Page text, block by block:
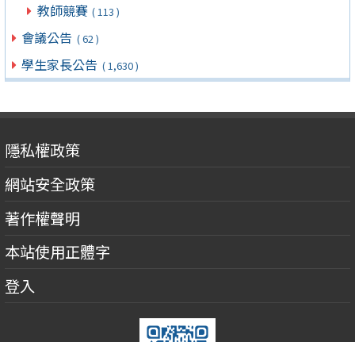
教師競賽 ( 113 )
會議公告 ( 62 )
學生家長公告 ( 1,630 )
隱私權政策
網站安全政策
著作權聲明
本站使用正體字
登入